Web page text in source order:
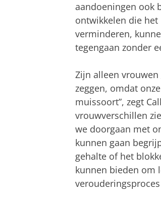
aandoeningen ook
ontwikkelen die het
verminderen,
tegengaan zonder
Zijn alleen
zeggen, omdat
muissoort”, zegt
vrouwverschillen
we doorgaan met
kunnen gaan
gehalte of het
kunnen bieden om